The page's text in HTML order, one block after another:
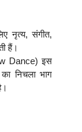
नृत्य, संगीत,
हैं।
Dance) इस
निचला भाग